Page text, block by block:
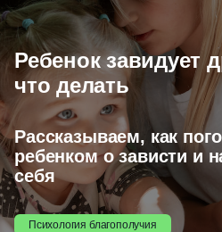
Ребенок завидует
что делать
Рассказываем, как
ребенком о зависти и
себя
Психология благополучия